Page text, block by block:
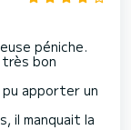
péniche.
bon
apporter un
il manquait la